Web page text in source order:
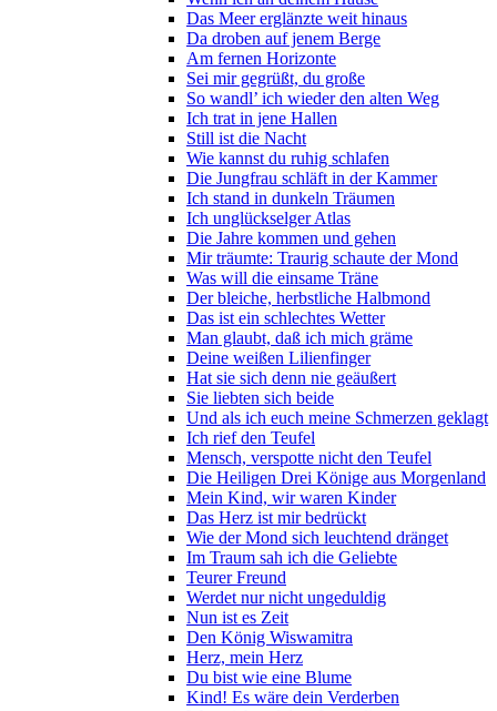
Das Meer erglänzte weit hinaus
Da droben auf jenem Berge
Am fernen Horizonte
Sei mir gegrüßt, du große
So wandl’ ich wieder den alten Weg
Ich trat in jene Hallen
Still ist die Nacht
Wie kannst du ruhig schlafen
Die Jungfrau schläft in der Kammer
Ich stand in dunkeln Träumen
Ich unglückselger Atlas
Die Jahre kommen und gehen
Mir träumte: Traurig schaute der Mond
Was will die einsame Träne
Der bleiche, herbstliche Halbmond
Das ist ein schlechtes Wetter
Man glaubt, daß ich mich gräme
Deine weißen Lilienfinger
Hat sie sich denn nie geäußert
Sie liebten sich beide
Und als ich euch meine Schmerzen geklagt
Ich rief den Teufel
Mensch, verspotte nicht den Teufel
Die Heiligen Drei Könige aus Morgenland
Mein Kind, wir waren Kinder
Das Herz ist mir bedrückt
Wie der Mond sich leuchtend dränget
Im Traum sah ich die Geliebte
Teurer Freund
Werdet nur nicht ungeduldig
Nun ist es Zeit
Den König Wiswamitra
Herz, mein Herz
Du bist wie eine Blume
Kind! Es wäre dein Verderben